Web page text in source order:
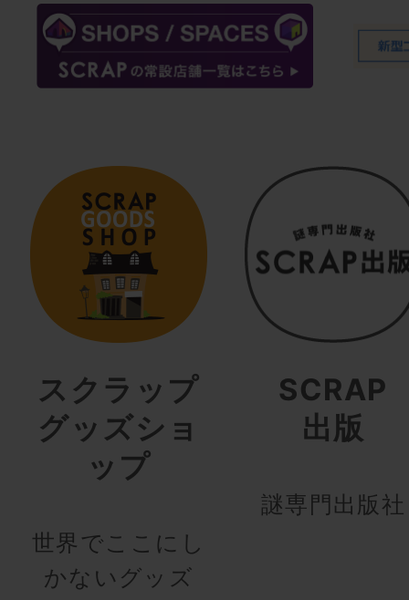
スクラップ
グッズショ
ップ
世界でここにし
かないグッズ
SCRAP
出版
謎専門出版社